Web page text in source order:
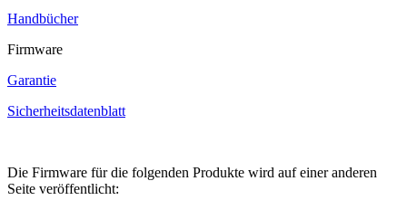
Handbücher
Firmware
Garantie
Sicherheitsdatenblatt
Die Firmware für die folgenden Produkte wird auf einer anderen
Seite veröffentlicht: